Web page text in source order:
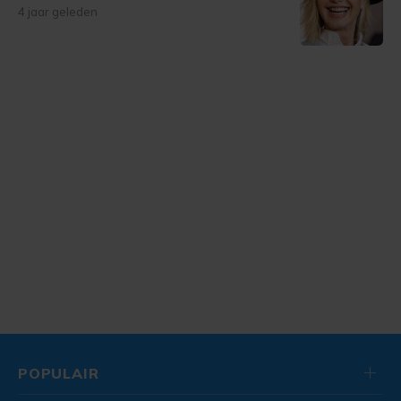
4 jaar geleden
POPULAIR